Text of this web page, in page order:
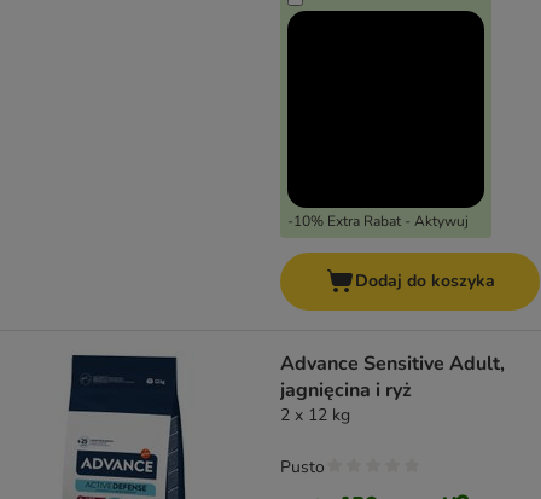
-10% Extra Rabat - Aktywuj
Dodaj do koszyka
Advance Sensitive Adult,
jagnięcina i ryż
2 x 12 kg
Pusto